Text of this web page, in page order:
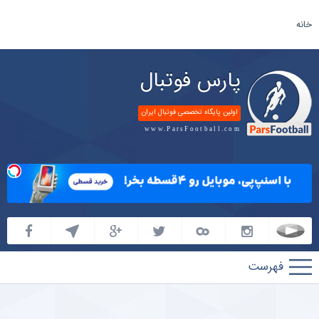
خانه
پارس فوتبال
اولین پایگاه تخصصی فوتبال ایران
www.ParsFootball.com
پارس
فوتبال